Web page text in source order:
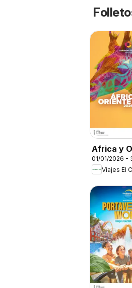
Africa y
Medio
01/01/2026 -
Viajes El